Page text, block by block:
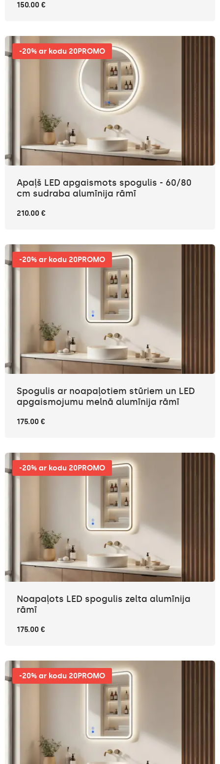
150.00 €
-20% ar kodu 20PROMO
Apaļš LED apgaismots spogulis - 60/80
cm sudraba alumīnija rāmī
210.00 €
-20% ar kodu 20PROMO
Spogulis ar noapaļotiem stūriem un LED
apgaismojumu melnā alumīnija rāmī
175.00 €
-20% ar kodu 20PROMO
Noapaļots LED spogulis zelta alumīnija
rāmī
175.00 €
-20% ar kodu 20PROMO